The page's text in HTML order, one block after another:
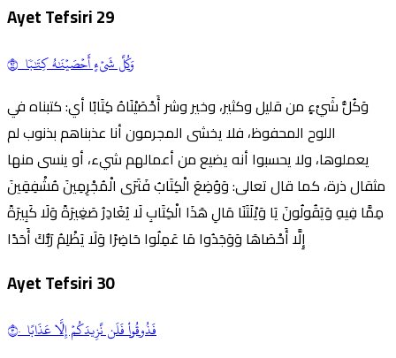
Ayet Tefsiri29
وَكُلَّ شَيۡءٍ أَحۡصَيۡنَٰهُ كِتَٰبٗا ٢٩
وَكُلُّ شَيْءٍ من قليل وكثير، وخير وشر أَحْصَيْنَاهُ كِتَابًا أي: كتبناه في
اللوح المحفوظ، فلا يخشى المجرمون أنا عذبناهم بذنوب لم
يعملوها، ولا يحسبوا أنه يضيع من أعمالهم شيء، أو ينسى منها
مثقال ذرة، كما قال تعالى: وَوُضِعَ الْكِتَابُ فَتَرَى الْمُجْرِمِينَ مُشْفِقِينَ
مِمَّا فِيهِ وَيَقُولُونَ يَا وَيْلَتَنَا مَالِ هَذَا الْكِتَابِ لَا يُغَادِرُ صَغِيرَةً وَلَا كَبِيرَةً
إِلَّا أَحْصَاهَا وَوَجَدُوا مَا عَمِلُوا حَاضِرًا وَلَا يَظْلِمُ رَبُّكَ أَحَدًا
Ayet Tefsiri30
فَذُوقُواْ فَلَن نَّزِيدَكُمۡ إِلَّا عَذَابًا ٣٠